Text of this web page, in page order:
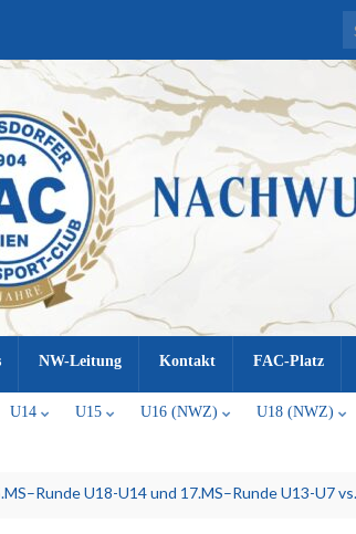
NW-Leitung Kontakt FAC-Platz
U14 U15 U16 (NWZ) U18 (NWZ)
U18-U14 und 17.MS–Runde U13-U7